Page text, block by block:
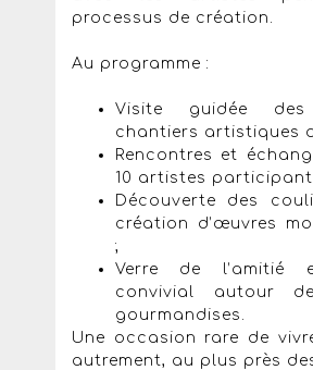
processus de création.
Au programme :
Visite guidée des
chantiers artistiques
Rencontres et
10 artistes
Découverte des
création d’œuvres
;
Verre de l’amitié
convivial autour
gourmandises.
Une occasion rare de
autrement, au plus près